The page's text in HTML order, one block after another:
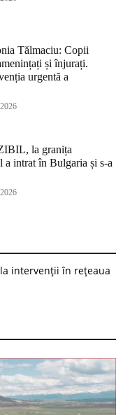
Tălmaciu: Copii
și înjurați.
urgentă a
la granița
a intrat în Bulgaria și s-a
intervenții în rețeaua